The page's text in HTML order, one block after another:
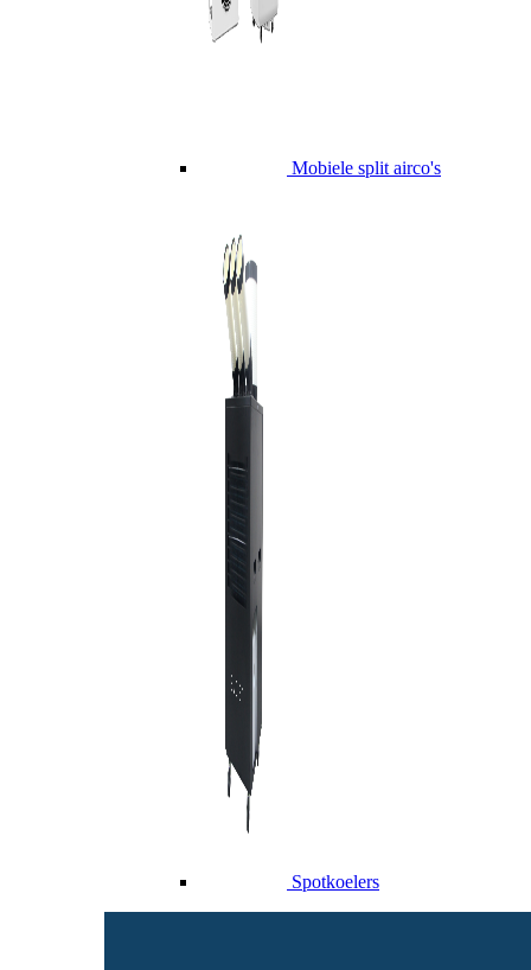
Mobiele split airco's
Spotkoelers